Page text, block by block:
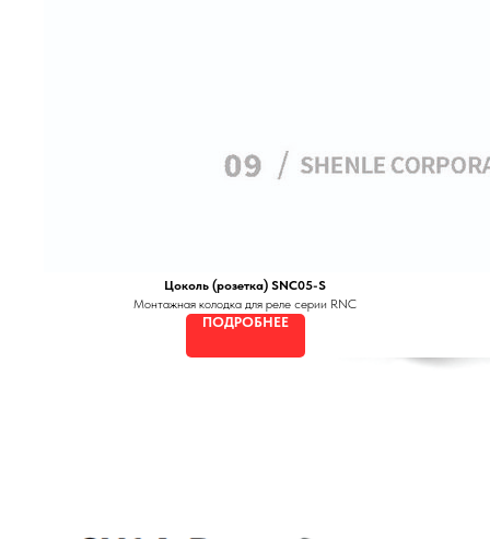
Цоколь (розетка) SNC05-S
Монтажная колодка для реле серии RNC
ПОДРОБНЕЕ